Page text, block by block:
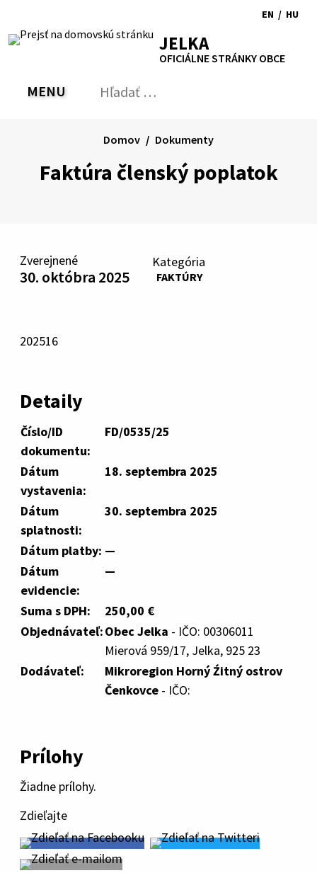
obsah
RSS MapaTlačiť
Zvýšiť
kontrast
písmapísma
EN
to
/ HU
JELKA
OFICIÁLNE STRÁNKY OBCE
PREPNÚŤ
MENU Hľadať:
Faktúra členský poplatok
Domov Dokumenty
Zverejnené
30. októbra 2025
Kategória
FAKTÚRY
202516
Detaily
Číslo/ID
dokumentu:
FD/0535/25
Dátum
vystavenia:
18. septembra 2025
Dátum
splatnosti:
30. septembra 2025
Dátum platby: —
Dátum
evidencie:
—
Suma s DPH:
250,00 €
Objednávateľ:Obec Jelka - IČO: 00306011
Mierová 959/17, Jelka, 925 23
Dodávateľ:
Mikroregion Horný Źitný ostrov
Čenkovce - IČO:
Prílohy
Žiadne prílohy.
Zdieľajte